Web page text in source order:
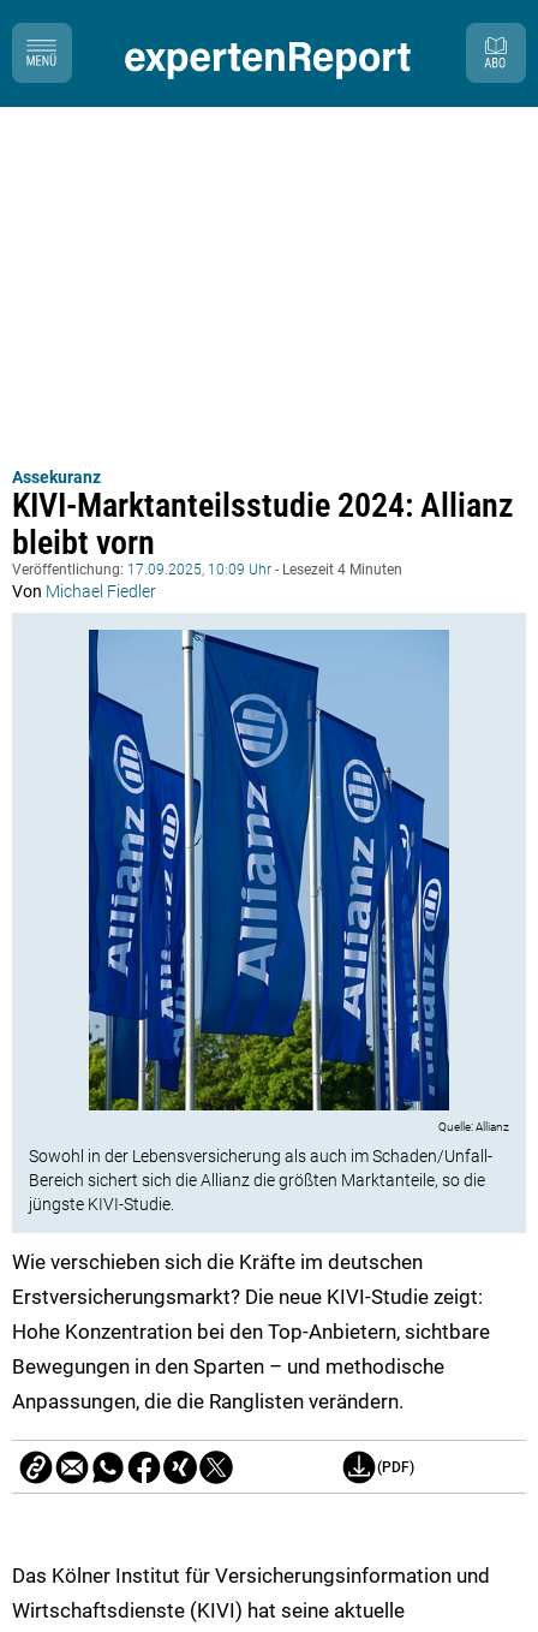
Sowohl in der Lebensversicherung als auch im Schaden/Unfall-
Bereich sichert sich die Allianz die größten Marktanteile, so die
jüngste KIVI-Studie.
Allianz
Assekuranz
KIVI-Marktanteilsstudie 2024: Allianz
bleibt vorn
Veröffentlichung: 17.09.2025, 10:09 Uhr - Lesezeit 4 Minuten
Von Michael Fiedler
Wie verschieben sich die Kräfte im deutschen
Erstversicherungsmarkt? Die neue KIVI-Studie zeigt:
Hohe Konzentration bei den Top-Anbietern, sichtbare
Bewegungen in den Sparten – und methodische
Anpassungen, die die Ranglisten verändern.
(PDF)
Das Kölner Institut für Versicherungsinformation und
Wirtschaftsdienste (KIVI) hat seine aktuelle